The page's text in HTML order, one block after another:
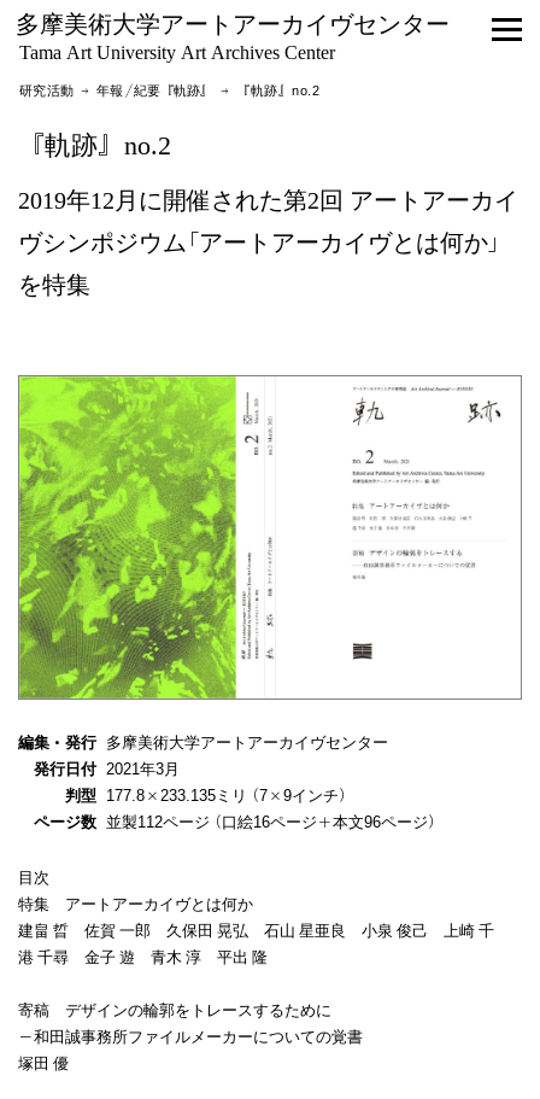
多摩美術大学アートアーカイヴセンター
Tama Art University Art Archives Center
研究活動 →年報／紀要『軌跡』 → 『軌跡』no.2
『軌跡』no.2
2019年12月に開催された第2回 アートアーカイ
ヴシンポジウム｢アートアーカイヴとは何か｣
を特集
編集・発行 多摩美術大学アートアーカイヴセンター
発行日付 2021年3月
判型 177.8×233.135ミリ（7×9インチ）
ページ数 並製112ページ（口絵16ページ＋本文96ページ）
目次
特集 アートアーカイヴとは何か
建畠 晢 佐賀 一郎 久保田 晃弘 石山 星亜良 小泉 俊己 上崎 千
港 千尋 金子 遊 青木 淳 平出 隆
寄稿 デザインの輪郭をトレースするために
−和田誠事務所ファイルメーカーについての覚書
塚田 優